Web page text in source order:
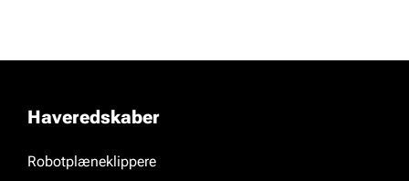
Haveredskaber
Robotplæneklippere